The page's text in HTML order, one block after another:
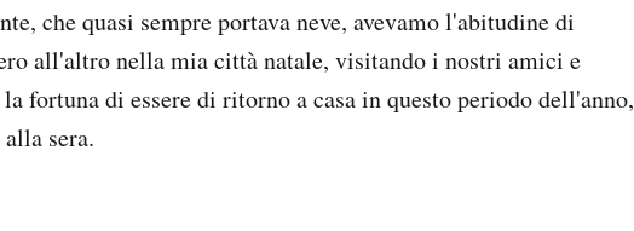
che quasi sempre portava neve, avevamo l'abitudine di
all'altro nella mia città natale, visitando i nostri amici e
fortuna di essere di ritorno a casa in questo periodo dell'anno,
sera.